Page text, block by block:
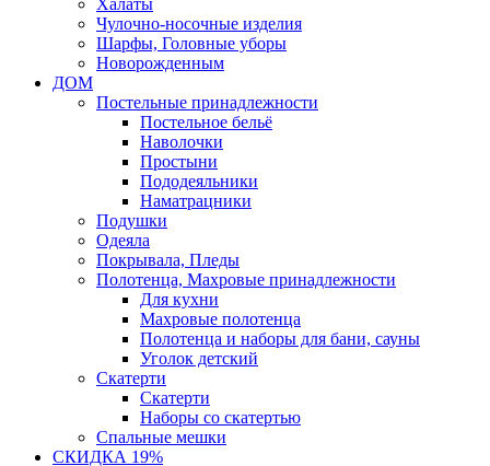
Халаты
Чулочно-носочные изделия
Шарфы, Головные уборы
Новорожденным
ДОМ
Постельные принадлежности
Постельное бельё
Наволочки
Простыни
Пододеяльники
Наматрацники
Подушки
Одеяла
Покрывала, Пледы
Полотенца, Махровые принадлежности
Для кухни
Махровые полотенца
Полотенца и наборы для бани, сауны
Уголок детский
Скатерти
Скатерти
Наборы со скатертью
Спальные мешки
СКИДКА 19%